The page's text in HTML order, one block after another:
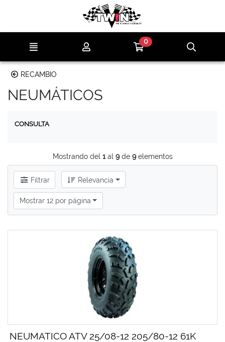
Ir al contenido principal de la página
Ir a mi compra
0
RECAMBIO
NEUMÁTICOS
CONSULTA
Mostrando del 1al 9de 9elementos
Filtrar Relevancia
Mostrar 12 por página
NEUMATICO ATV 25/08-12 205/80-12 61K